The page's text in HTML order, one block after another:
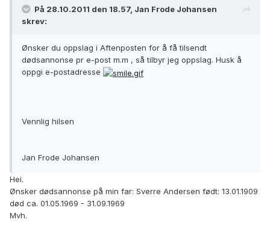
På 28.10.2011 den 18.57, Jan Frode Johansen
skrev:
Ønsker du oppslag i Aftenposten for å få tilsendt
dødsannonse pr e-post m.m , så tilbyr jeg oppslag. Husk å
oppgi e-postadresse
Vennlig hilsen
Jan Frode Johansen
Hei.
Ønsker dødsannonse på min far: Sverre Andersen født: 13.01.1909
død ca. 01.05.1969 - 31.09.1969
Mvh.